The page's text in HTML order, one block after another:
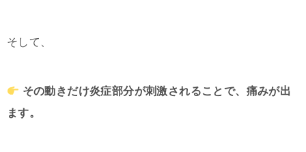
そして、
その動きだけ炎症部分が刺激されることで、痛みが出
ます。